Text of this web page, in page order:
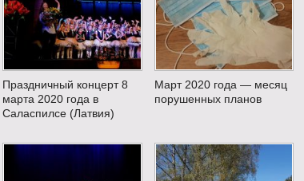
Праздничный концерт 8
марта 2020 года в
Саласпилсе (Латвия)
Март 2020 года — месяц
порушенных планов